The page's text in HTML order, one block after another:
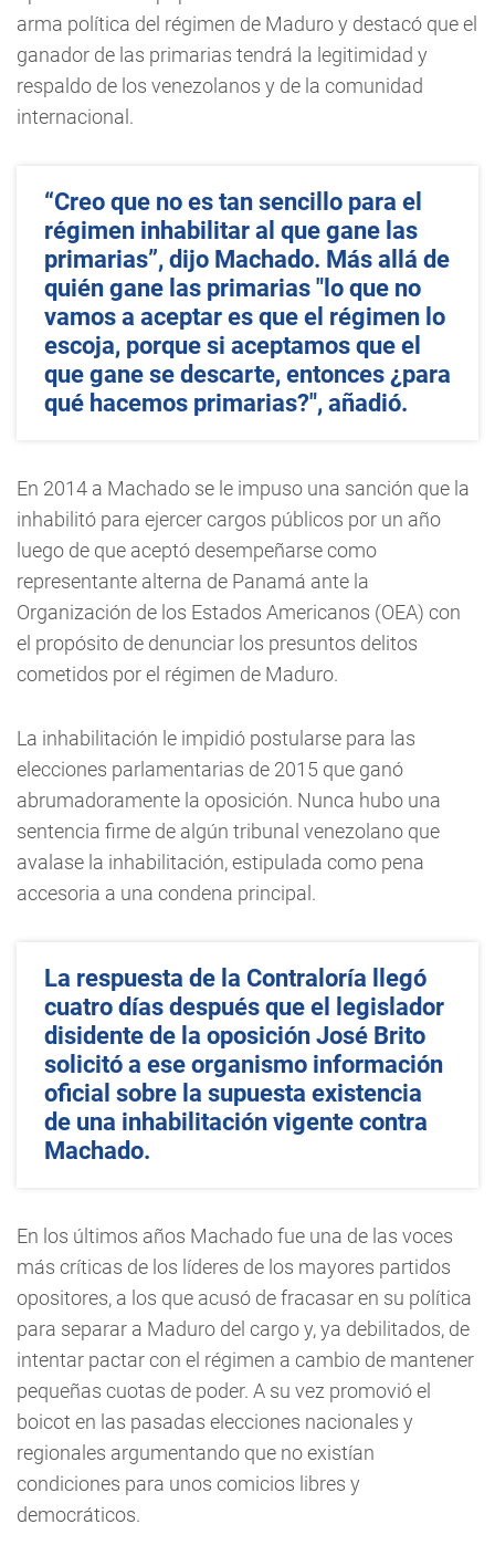
arma política del régimen de Maduro y destacó que el
ganador de las primarias tendrá la legitimidad y
respaldo de los venezolanos y de la comunidad
internacional.
“Creo que no es tan sencillo para el
régimen inhabilitar al que gane las
primarias”, dijo Machado. Más allá de
quién gane las primarias "lo que no
vamos a aceptar es que el régimen lo
escoja, porque si aceptamos que el
que gane se descarte, entonces ¿para
qué hacemos primarias?", añadió.
En 2014 a Machado se le impuso una sanción que la
inhabilitó para ejercer cargos públicos por un año
luego de que aceptó desempeñarse como
representante alterna de Panamá ante la
Organización de los Estados Americanos (OEA) con
el propósito de denunciar los presuntos delitos
cometidos por el régimen de Maduro.
La inhabilitación le impidió postularse para las
elecciones parlamentarias de 2015 que ganó
abrumadoramente la oposición. Nunca hubo una
sentencia firme de algún tribunal venezolano que
avalase la inhabilitación, estipulada como pena
accesoria a una condena principal.
La respuesta de la Contraloría llegó
cuatro días después que el legislador
disidente de la oposición José Brito
solicitó a ese organismo información
oficial sobre la supuesta existencia
de una inhabilitación vigente contra
Machado.
En los últimos años Machado fue una de las voces
más críticas de los líderes de los mayores partidos
opositores, a los que acusó de fracasar en su política
para separar a Maduro del cargo y, ya debilitados, de
intentar pactar con el régimen a cambio de mantener
pequeñas cuotas de poder. A su vez promovió el
boicot en las pasadas elecciones nacionales y
regionales argumentando que no existían
condiciones para unos comicios libres y
democráticos.